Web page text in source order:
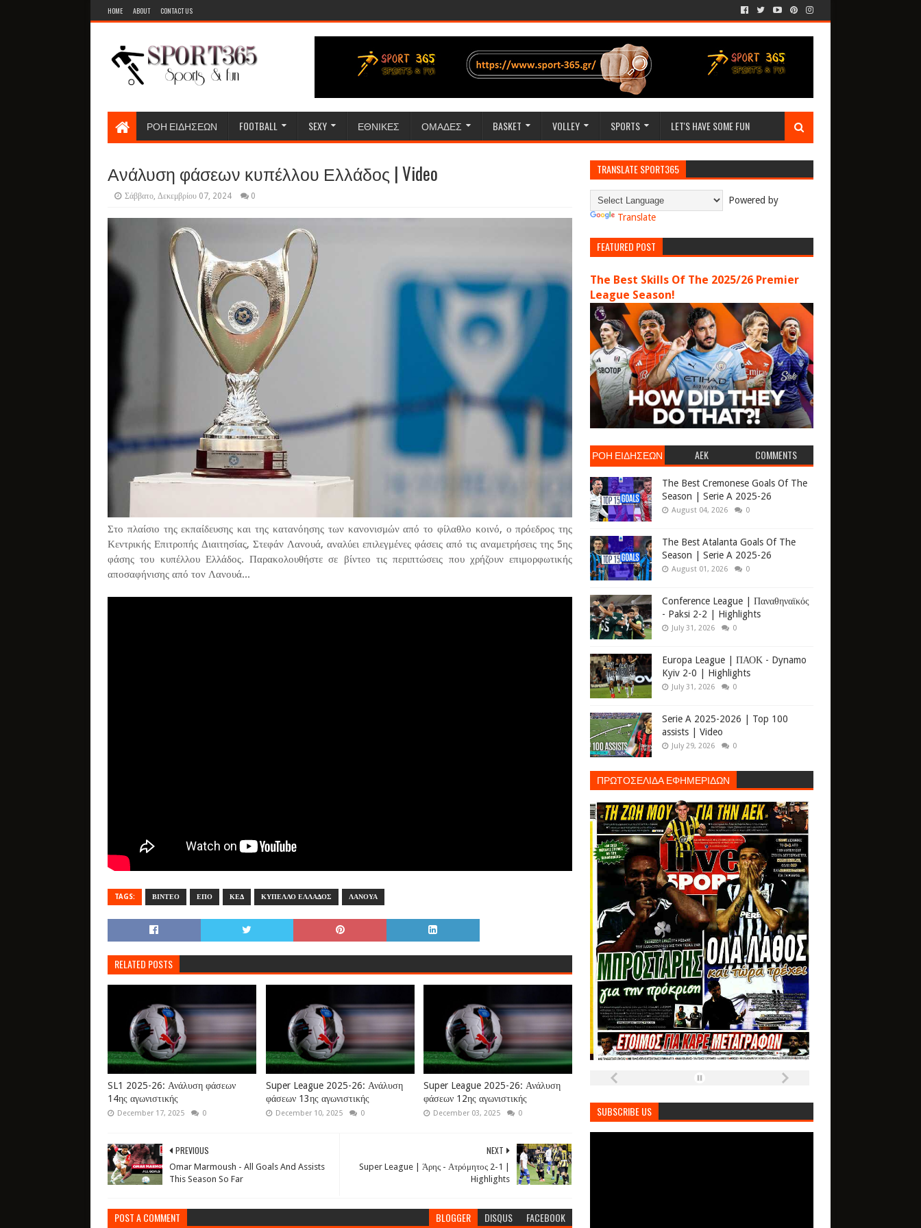
HOME ABOUT CONTACT US
ΡΟΗ ΕΙΔΗΣΕΩΝ FOOTBALL SEXY ΕΘΝΙΚΕΣ ΟΜΑΔΕΣ BASKET VOLLEY SPORTS LET'S HAVE SOME FUN
Ανάλυση φάσεων κυπέλλου Ελλάδος | Video
Σάββατο, Δεκεμβρίου 07, 2024 0
Στο πλαίσιο της εκπαίδευσης και της κατανόησης των κανονισμών από το φίλαθλο κοινό, ο πρόεδρος της
Κεντρικής Επιτροπής Διαιτησίας, Στεφάν Λανουά, αναλύει επιλεγμένες φάσεις από τις αναμετρήσεις της 5ης
φάσης του κυπέλλου Ελλάδος. Παρακολουθήστε σε βίντεο τις περιπτώσεις που χρήζουν επιμορφωτικής
αποσαφήνισης από τον Λανουά...
TAGS: ΒΙΝΤΕΟ ΕΠΟ ΚΕΔ ΚΥΠΕΛΛΟ ΕΛΛΑΔΟΣ ΛΑΝΟΥΑ
RELATED POSTS
SL1 2025-26: Ανάλυση φάσεων
14ης αγωνιστικής
December 17, 2025 0
Super League 2025-26: Ανάλυση
φάσεων 13ης αγωνιστικής
December 10, 2025 0
Super League 2025-26: Ανάλυση
φάσεων 12ης αγωνιστικής
December 03, 2025 0
NEXT
Super League | Άρης - Ατρόμητος 2-1 |
Highlights
PREVIOUS
Omar Marmoush - All Goals And Assists
This Season So Far
POST A COMMENT BLOGGER DISQUS FACEBOOK
TRANSLATE SPORT365
Powered by
Translate
FEATURED POST
The Best Skills Of The 2025/26 Premier
League Season!
ΡΟΗ ΕΙΔΗΣΕΩΝ AEK COMMENTS
The Best Cremonese Goals Of The
Season | Serie A 2025-26
August 04, 2026 0
The Best Atalanta Goals Of The
Season | Serie A 2025-26
August 01, 2026 0
Conference League | Παναθηναϊκός
- Paksi 2-2 | Highlights
July 31, 2026 0
Europa League | ΠΑΟΚ - Dynamo
Kyiv 2-0 | Highlights
July 31, 2026 0
Serie A 2025-2026 | Top 100
assists | Video
July 29, 2026 0
ΠΡΩΤΟΣΕΛΙΔΑ ΕΦΗΜΕΡΙΔΩΝ
SUBSCRIBE US